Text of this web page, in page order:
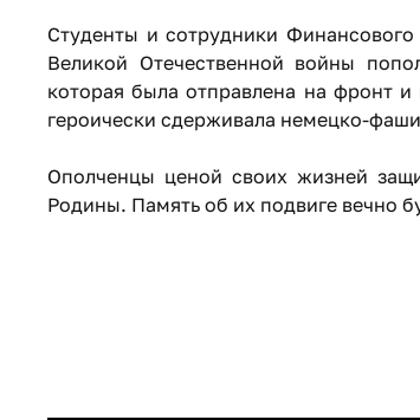
Студенты и сотрудники
Великой Отечественной войны
которая была отправлена на фронт
героически сдерживала немецко-
​Ополченцы ценой своих жизней
Родины. Память об их подвиге вечно